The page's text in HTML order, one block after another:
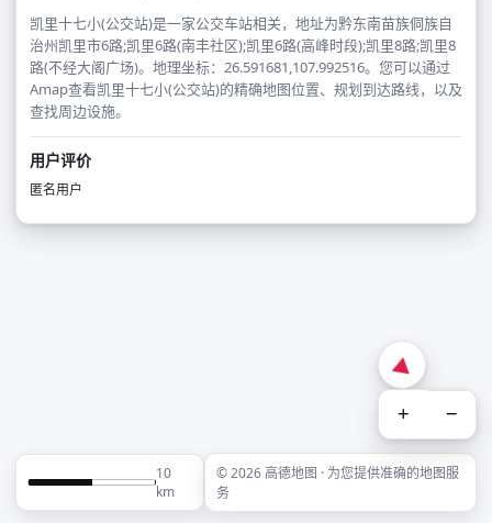
凯里十七小(公交站)是一家公交车站相关，地址为黔东南苗族侗族自
治州凯里市6路;凯里6路(南丰社区);凯里6路(高峰时段);凯里8路;凯里8
路(不经大阁广场)。地理坐标：26.591681,107.992516。您可以通过
Amap查看凯里十七小(公交站)的精确地图位置、规划到达路线，以及
查找周边设施。
用户评价
匿名用户
+ −
10
km
© 2026 高德地图 · 为您提供准确的地图服
务